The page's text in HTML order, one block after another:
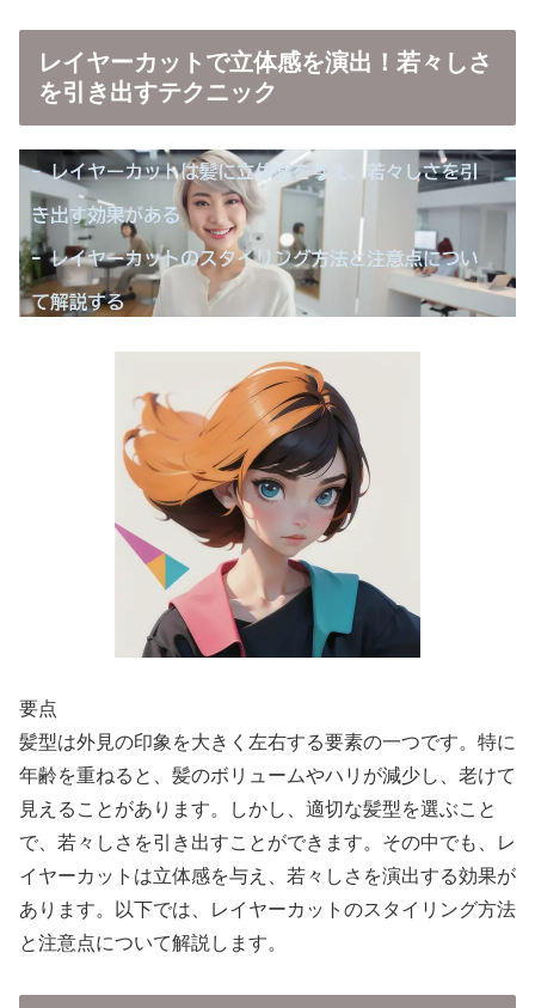
レイヤーカットで立体感を演出！若々しさ
を引き出すテクニック
要点
髪型は外見の印象を大きく左右する要素の一つです。特に
年齢を重ねると、髪のボリュームやハリが減少し、老けて
見えることがあります。しかし、適切な髪型を選ぶこと
で、若々しさを引き出すことができます。その中でも、レ
イヤーカットは立体感を与え、若々しさを演出する効果が
あります。以下では、レイヤーカットのスタイリング方法
と注意点について解説します。